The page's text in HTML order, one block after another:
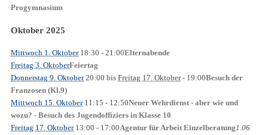
Progymnasium
Oktober 2025
Mittwoch 1. Oktober18:30 - 21:00Elternabende
Freitag 3. OktoberFeiertag
Donnerstag 9. Oktober20:00 bis Freitag 17. Oktober- 19:00Besuch der
Franzosen (Kl.9)
Mittwoch 15. Oktober11:15 - 12:50Neuer Wehrdienst - aber wie und
wozu? - Besuch des Jugendoffiziers in Klasse 10
Freitag 17. Oktober13:00 - 17:00Agentur für Arbeit Einzelberatung1.06